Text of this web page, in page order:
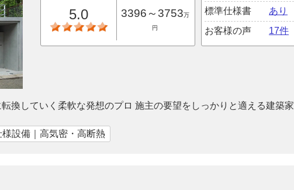
5.0 3396～3753万
円
標準仕様書
あり
お客様の声
17件
換していく柔軟な発想のプロ 施主の要望をしっかりと適える建築家
様設備｜高気密・高断熱